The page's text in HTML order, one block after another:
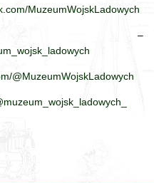
MuzeumWojskLadowych
–
@MuzeumWojskLadowych